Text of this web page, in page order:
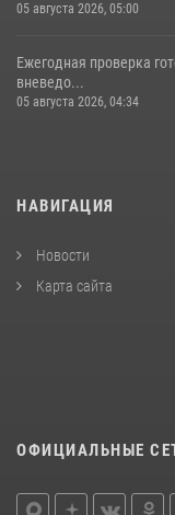
05 августа 2026, 05:00
Ежегодная проверка
вневедо...
05 августа 2026, 04:34
НАВИГАЦИЯ
Новости
Карта сайта
ОФИЦИАЛЬНЫЕ